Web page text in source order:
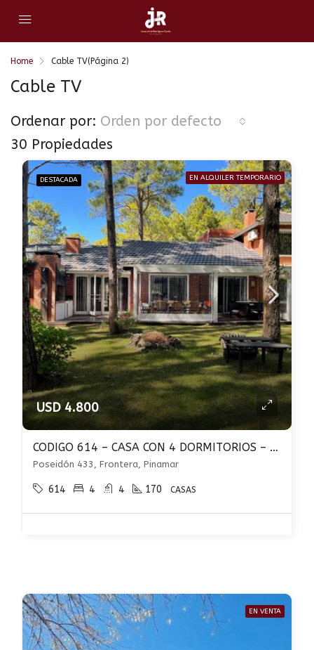
Home Cable TV(Página 2)
Cable TV
30 Propiedades
Ordenar por: Orden por defecto
DESTACADA EN ALQUILER TEMPORARIO
USD 4.800
CODIGO 614 – CASA CON 4 DORMITORIOS – FRONTERA – PINAMAR
Poseidón 433, Frontera, Pinamar
614 4 4 170 CASAS
EN VENTA